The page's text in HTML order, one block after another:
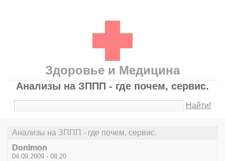
Здоровье и Медицина
Анализы на ЗППП - где почем, сервис.
Найти!
Анализы на ЗППП - где почем, сервис.
DonImon
04.09.2009 - 08:20